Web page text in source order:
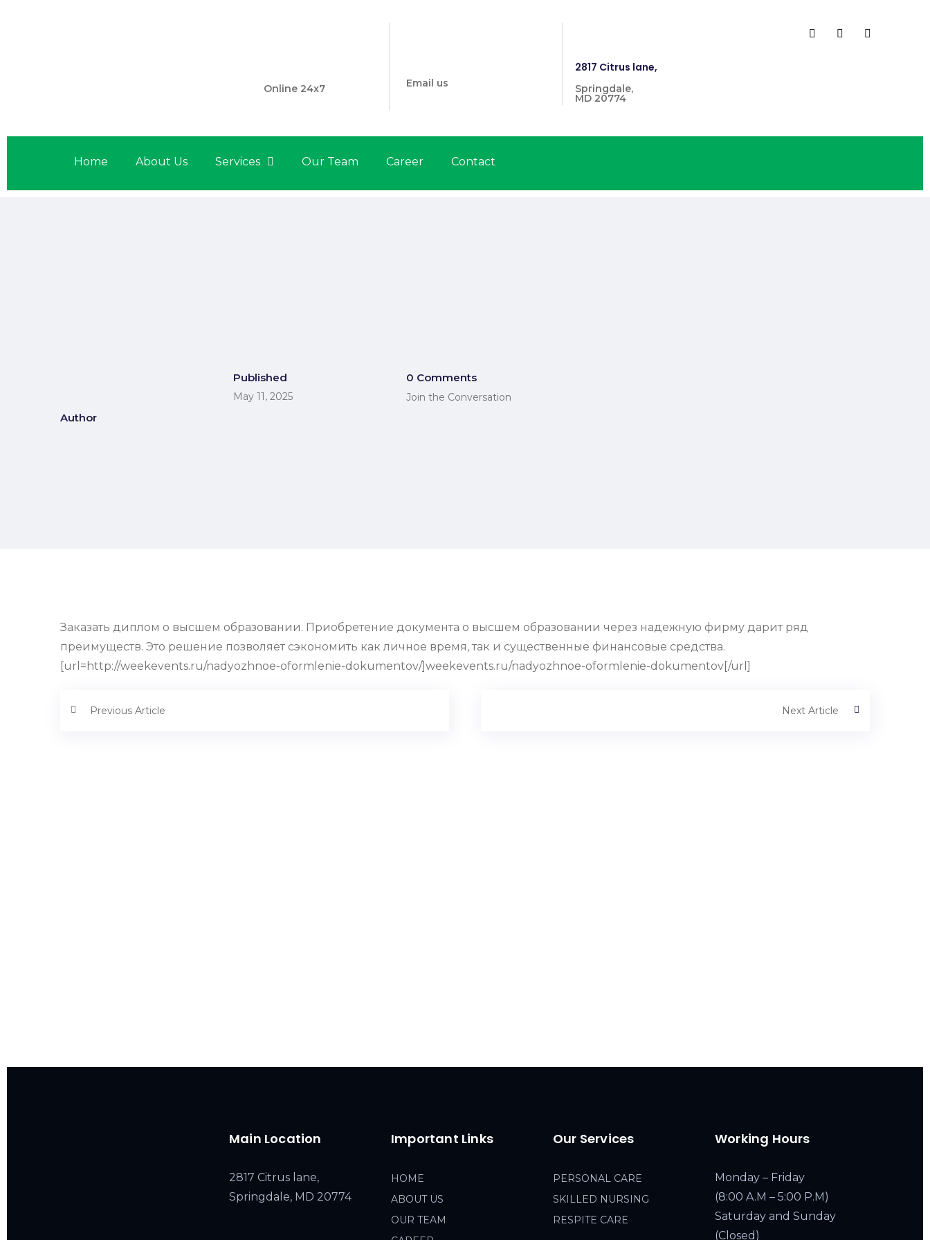
Online 24x7 Email us
2817 Citrus lane,
Springdale,
MD 20774
Home About Us Services Our Team Career Contact
Author
Published
May 11, 2025
0 Comments
Join the Conversation
Заказать диплом о высшем образовании. Приобретение документа о высшем образовании через надежную фирму дарит ряд
преимуществ. Это решение позволяет сэкономить как личное время, так и существенные финансовые средства.
[url=http://weekevents.ru/nadyozhnoe-oformlenie-dokumentov/]weekevents.ru/nadyozhnoe-oformlenie-dokumentov[/url]
Previous Article Next Article
Main Location
2817 Citrus lane,
Springdale, MD 20774
Important Links
HOME
ABOUT US
OUR TEAM
Our Services
PERSONAL CARE
SKILLED NURSING
RESPITE CARE
Working Hours
Monday – Friday
(8:00 A.M – 5:00 P.M)
Saturday and Sunday
(Closed)